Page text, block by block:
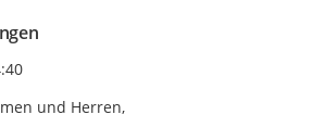
und Herren,